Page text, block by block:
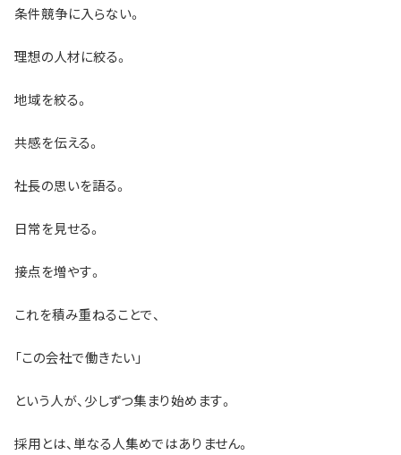
条件競争に入らない。
理想の人材に絞る。
地域を絞る。
共感を伝える。
社長の思いを語る。
日常を見せる。
接点を増やす。
これを積み重ねることで、
「この会社で働きたい」
という人が、少しずつ集まり始めます。
採用とは、単なる人集めではありません。